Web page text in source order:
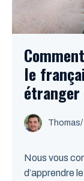
le
étranger
Thomas/
Nous vous
d’apprendre